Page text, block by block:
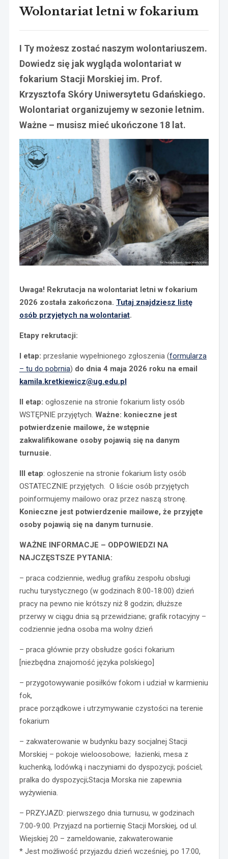
Wolontariat letni w fokarium
I Ty możesz zostać naszym wolontariuszem.
Dowiedz się jak wygląda wolontariat w
fokarium Stacji Morskiej im. Prof.
Krzysztofa Skóry Uniwersytetu Gdańskiego.
Wolontariat organizujemy w sezonie letnim.
Ważne – musisz mieć ukończone 18 lat.
Uwaga! Rekrutacja na wolontariat letni w fokarium
2026 została zakończona. Tutaj znajdziesz listę
osób przyjętych na wolontariat.
Etapy rekrutacji:
I etap: przesłanie wypełnionego zgłoszenia (formularza
– tu do pobrnia) do dnia 4 maja 2026 roku na email
kamila.kretkiewicz@ug.edu.pl
II etap: ogłoszenie na stronie fokarium listy osób
WSTĘPNIE przyjętych. Ważne: konieczne jest
potwierdzenie mailowe, że wstępnie
zakwalifikowane osoby pojawią się na danym
turnusie.
III etap: ogłoszenie na stronie fokarium listy osób
OSTATECZNIE przyjętych. O liście osób przyjętych
poinformujemy mailowo oraz przez naszą stronę.
Konieczne jest potwierdzenie mailowe, że przyjęte
osoby pojawią się na danym turnusie.
WAŻNE INFORMACJE – ODPOWIEDZI NA
NAJCZĘSTSZE PYTANIA:
– praca codziennie, według grafiku zespołu obsługi
ruchu turystycznego (w godzinach 8:00-18:00) dzień
pracy na pewno nie krótszy niż 8 godzin; dłuższe
przerwy w ciągu dnia są przewidziane; grafik rotacyjny –
codziennie jedna osoba ma wolny dzień
– praca głównie przy obsłudze gości fokarium
[niezbędna znajomość języka polskiego]
– przygotowywanie posiłków fokom i udział w karmieniu
fok,
prace porządkowe i utrzymywanie czystości na terenie
fokarium
– zakwaterowanie w budynku bazy socjalnej Stacji
Morskiej – pokoje wieloosobowe; łazienki, mesa z
kuchenką, lodówką i naczyniami do dyspozycji; pościel;
pralka do dyspozycji;Stacja Morska nie zapewnia
wyżywienia.
– PRZYJAZD: pierwszego dnia turnusu, w godzinach
7:00-9:00. Przyjazd na portiernię Stacji Morskiej, od ul.
Wiejskiej 20 – zameldowanie, zakwaterowanie
* Jest możliwość przyjazdu dzień wcześniej, po 17:00,